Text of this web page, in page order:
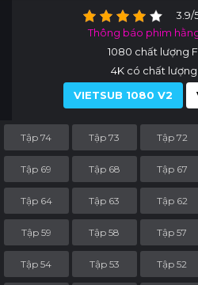
3.9/
Thông báo phim
1080 chất lượng
4K có chất
VIETSUB 1080 V2
Tập 74 Tập 73 Tập 72
Tập 69 Tập 68 Tập 67
Tập 64 Tập 63 Tập 62
Tập 59 Tập 58 Tập 57
Tập 54 Tập 53 Tập 52